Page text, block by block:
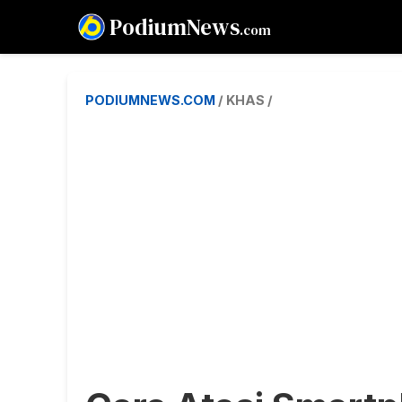
PodiumNews.com
PODIUMNEWS.COM / KHAS /